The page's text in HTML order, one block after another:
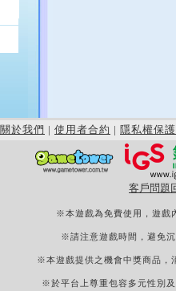
關於我們 | 使用者合約 | 隱私權保護
客戶問題
※本遊戲為免費使用，遊戲
※請注意遊戲時間，避免
※本遊戲提供之機會中獎商品，
※於平台上尊重包容多元性別